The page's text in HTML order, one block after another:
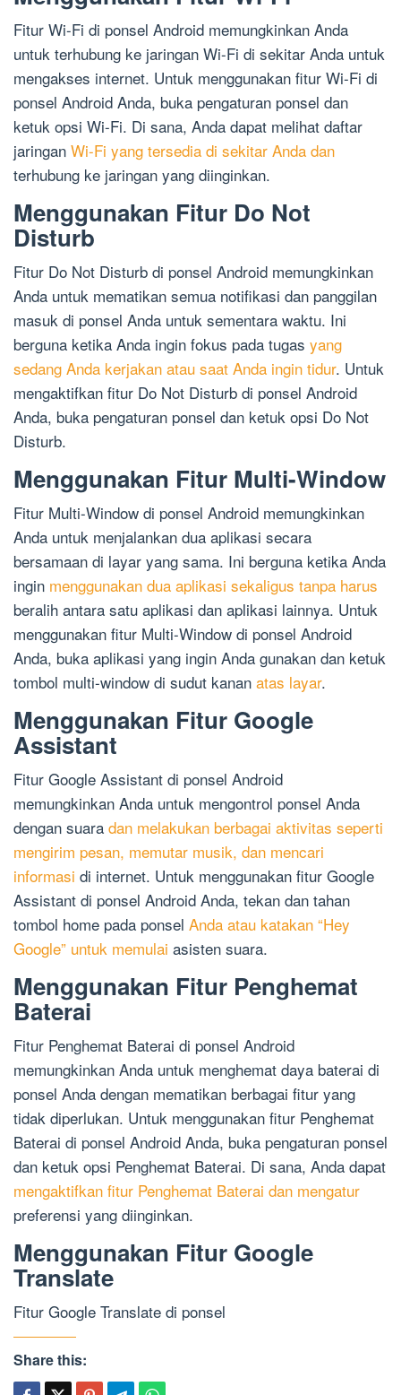
Fitur Wi-Fi di ponsel Android memungkinkan Anda
untuk terhubung ke jaringan Wi-Fi di sekitar Anda untuk
mengakses internet. Untuk menggunakan fitur Wi-Fi di
ponsel Android Anda, buka pengaturan ponsel dan
ketuk opsi Wi-Fi. Di sana, Anda dapat melihat daftar
jaringan Wi-Fi yang tersedia di sekitar Anda dan
terhubung ke jaringan yang diinginkan.
Menggunakan Fitur Do Not
Disturb
Fitur Do Not Disturb di ponsel Android memungkinkan
Anda untuk mematikan semua notifikasi dan panggilan
masuk di ponsel Anda untuk sementara waktu. Ini
berguna ketika Anda ingin fokus pada tugas yang
sedang Anda kerjakan atau saat Anda ingin tidur. Untuk
mengaktifkan fitur Do Not Disturb di ponsel Android
Anda, buka pengaturan ponsel dan ketuk opsi Do Not
Disturb.
Menggunakan Fitur Multi-Window
Fitur Multi-Window di ponsel Android memungkinkan
Anda untuk menjalankan dua aplikasi secara
bersamaan di layar yang sama. Ini berguna ketika Anda
ingin menggunakan dua aplikasi sekaligus tanpa harus
beralih antara satu aplikasi dan aplikasi lainnya. Untuk
menggunakan fitur Multi-Window di ponsel Android
Anda, buka aplikasi yang ingin Anda gunakan dan ketuk
tombol multi-window di sudut kanan atas layar.
Menggunakan Fitur Google
Assistant
Fitur Google Assistant di ponsel Android
memungkinkan Anda untuk mengontrol ponsel Anda
dengan suara dan melakukan berbagai aktivitas seperti
mengirim pesan, memutar musik, dan mencari
informasi di internet. Untuk menggunakan fitur Google
Assistant di ponsel Android Anda, tekan dan tahan
tombol home pada ponsel Anda atau katakan “Hey
Google” untuk memulai asisten suara.
Menggunakan Fitur Penghemat
Baterai
Fitur Penghemat Baterai di ponsel Android
memungkinkan Anda untuk menghemat daya baterai di
ponsel Anda dengan mematikan berbagai fitur yang
tidak diperlukan. Untuk menggunakan fitur Penghemat
Baterai di ponsel Android Anda, buka pengaturan ponsel
dan ketuk opsi Penghemat Baterai. Di sana, Anda dapat
mengaktifkan fitur Penghemat Baterai dan mengatur
preferensi yang diinginkan.
Menggunakan Fitur Google
Translate
Fitur Google Translate di ponsel
Share this: